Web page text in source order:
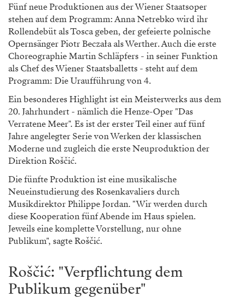
Fünf neue Produktionen aus der Wiener Staatsoper
stehen auf dem Programm: Anna Netrebko wird ihr
Rollendebüt als Tosca geben, der gefeierte polnische
Opernsänger Piotr Beczała als Werther. Auch die erste
Choreographie Martin Schläpfers - in seiner Funktion
als Chef des Wiener Staatsballetts - steht auf dem
Programm: Die Uraufführung von 4.
Ein besonderes Highlight ist ein Meisterwerks aus dem
20. Jahrhundert - nämlich die Henze-Oper "Das
Verratene Meer". Es ist der erster Teil einer auf fünf
Jahre angelegter Serie von Werken der klassischen
Moderne und zugleich die erste Neuproduktion der
Direktion Roščić.
Die fünfte Produktion ist eine musikalische
Neueinstudierung des Rosenkavaliers durch
Musikdirektor Philippe Jordan. "Wir werden durch
diese Kooperation fünf Abende im Haus spielen.
Jeweils eine komplette Vorstellung, nur ohne
Publikum", sagte Roščić.
Roščić: "Verpflichtung dem
Publikum gegenüber"